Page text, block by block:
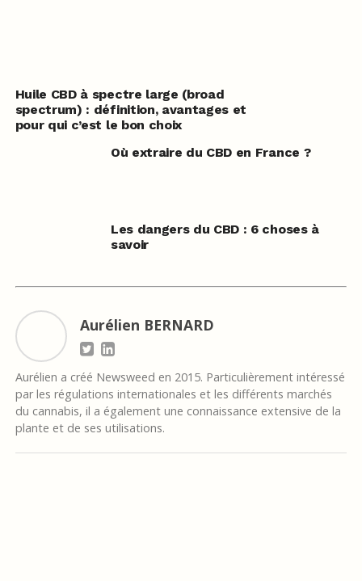
Huile CBD à spectre large (broad
spectrum) : définition, avantages et
pour qui c’est le bon choix
Où extraire du CBD en France ?
Les dangers du CBD : 6 choses à
savoir
Aurélien BERNARD
Aurélien a créé Newsweed en 2015. Particulièrement intéressé
par les régulations internationales et les différents marchés
du cannabis, il a également une connaissance extensive de la
plante et de ses utilisations.